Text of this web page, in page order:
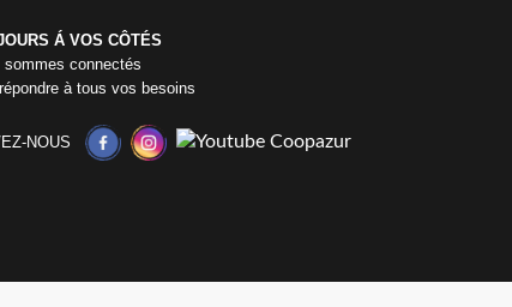
Á VOS CÔTÉS
sommes connectés
à tous vos besoins
NOUS